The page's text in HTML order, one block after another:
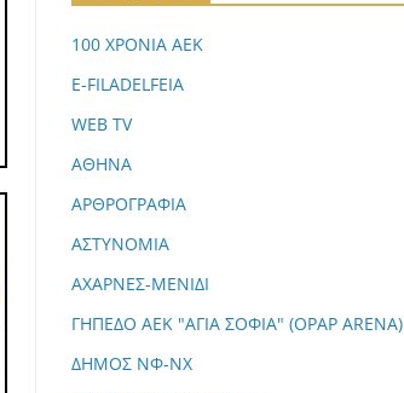
100 ΧΡΟΝΙΑ ΑΕΚ
E-FILADELFEIA
WEB TV
ΑΘΗΝΑ
ΑΡΘΡΟΓΡΑΦΙΑ
ΑΣΤΥΝΟΜΙΑ
ΑΧΑΡΝΕΣ-ΜΕΝΙΔΙ
ΓΗΠΕΔΟ ΑΕΚ "ΑΓΙΑ ΣΟΦΙΑ" (OPAP ARENA)
ΔΗΜΟΣ ΝΦ-ΝΧ